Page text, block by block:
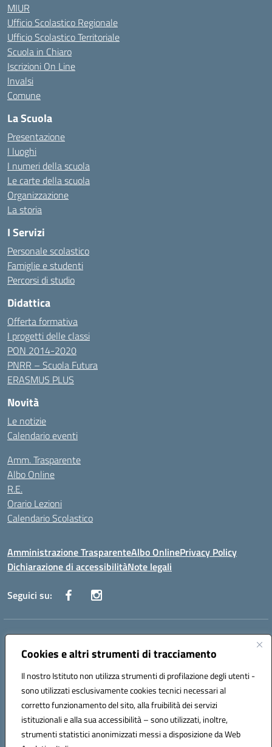
Cookies e altri strumenti di tracciamento
Il nostro Istituto non utilizza strumenti di profilazione degli utenti -
sono utilizzati esclusivamente cookies tecnici necessari al
corretto funzionamento del sito, alla fruibilità dei servizi
istituzionali e alla sua accessibilità – sono utilizzati, inoltre,
strumenti statistici anonimizzati messi a disposizione da Web
MIUR
Ufficio Scolastico Regionale
Ufficio Scolastico Territoriale
Scuola in Chiaro
Iscrizioni On Line
Invalsi
Comune
La Scuola
Presentazione
I luoghi
I numeri della scuola
Le carte della scuola
Organizzazione
La storia
I Servizi
Personale scolastico
Famiglie e studenti
Percorsi di studio
Didattica
Offerta formativa
I progetti delle classi
PON 2014-2020
PNRR – Scuola Futura
ERASMUS PLUS
Novità
Le notizie
Calendario eventi
Amm. Trasparente
Albo Online
R.E.
Orario Lezioni
Calendario Scolastico
Amministrazione TrasparenteAlbo OnlinePrivacy Policy
Dichiarazione di accessibilitàNote legali
Seguici su:
Indirizzo:Via Vecchini n. 2, Ancona 60123 - Via M. Marini n. 33, Ancona
60129
Posta elettronica certificata (PEC):anis01200g@pec.istruzione.it
Codice fiscale: 93122280428
Codice meccanografico:ANIS01200G
Codice Indice delle Pubbliche Amministrazioni (IPA): istsc_ANIS01200G
Codice unico di fatturazione (CUF): UF434M